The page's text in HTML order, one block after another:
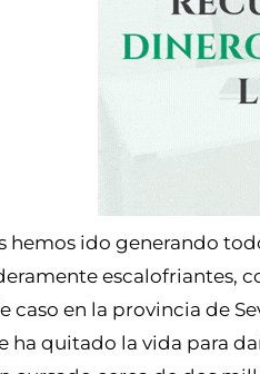
hemos ido generando
escalofriantes,
en la provincia de
ha quitado la vida para